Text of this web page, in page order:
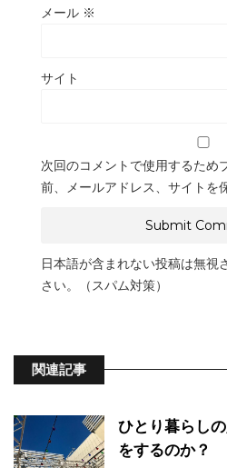
メール ※
サイト
次回のコメントで使用するため
前、メールアドレス、サイトを
日本語が含まれない投稿は無視
さい。（スパム対策）
関連記事
ひとり暮らし
をするのか？